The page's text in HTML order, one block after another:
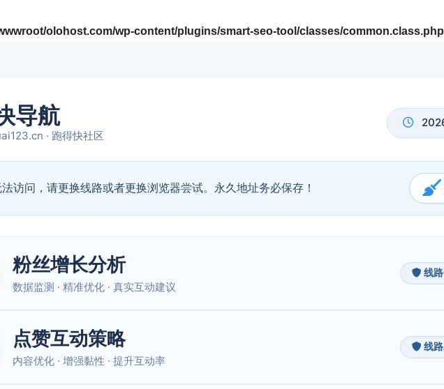
olohost.com/wp-content/plugins/smart-seo-tool/classes/common.class.php